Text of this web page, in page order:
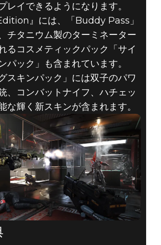
レイできるようになります。
』には、「Buddy Pass」
チタニウム製のターミネーター
るコスメティックパック「サイ
パック」も含まれています。
スキンパック」には双子のパワ
、コンバットナイフ、ハチェッ
な輝く新スキンが含まれます。